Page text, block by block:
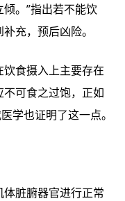
。”指出若不能饮
充，预后凶险。
食摄入上主要存在
可食之过饱，正如
学也证明了这一点。
体脏腑器官进行正常